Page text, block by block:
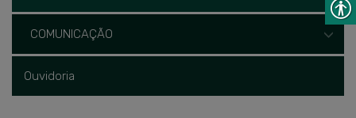
COMUNICAÇÃO
Ouvidoria